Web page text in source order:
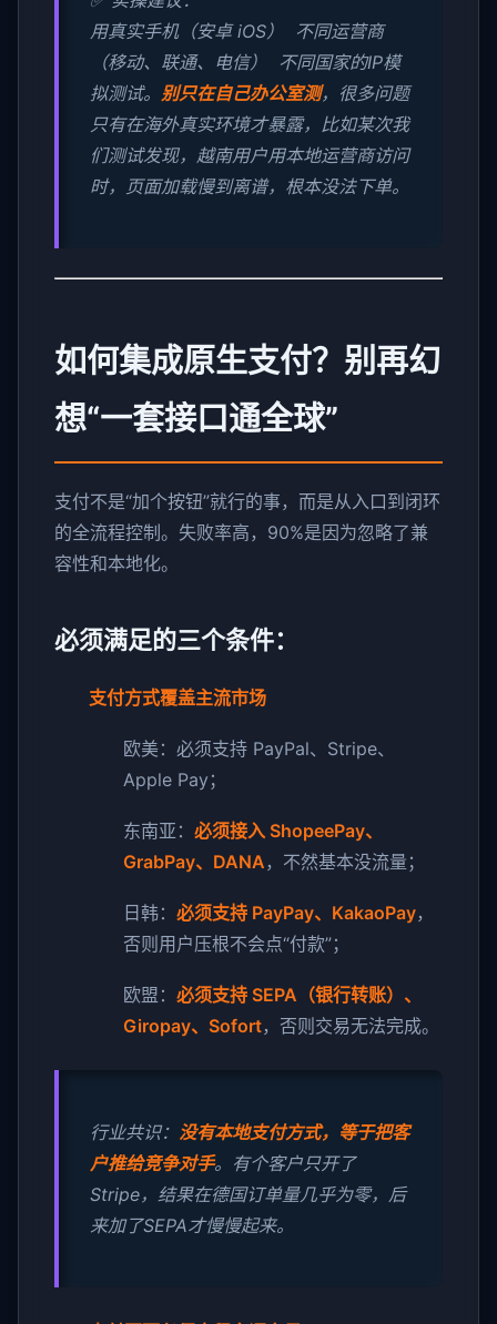
用真实手机（安卓 iOS） 不同运营商
（移动、联通、电信） 不同国家的IP模
拟测试。 别只在自己办公室测，很多问题
只有在海外真实环境才暴露，比如某次我
们测试发现，越南用户用本地运营商访问
时，页面加载慢到离谱，根本没法下单。
如何集成原生支付？别再幻
想“一套接口通全球”
支付不是“加个按钮”就行的事，而是从入口到闭环
的全流程控制。失败率高，90%是因为忽略了兼
容性和本地化。
必须满足的三个条件：
支付方式覆盖主流市场
欧美：必须支持 PayPal、Stripe、
Apple Pay；
东南亚： 必须接入 ShopeePay、
GrabPay、DANA ，不然基本没流量；
日韩： 必须支持 PayPay、KakaoPay，
否则用户压根不会点“付款”；
欧盟： 必须支持 SEPA（银行转账）、
Giropay、Sofort，否则交易无法完成。
行业共识： 没有本地支付方式，等于把客
户推给竞争对手。有个客户只开了
Stripe，结果在德国订单量几乎为零，后
来加了SEPA才慢慢起来。